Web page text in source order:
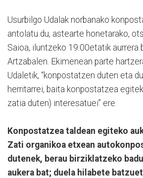
Usurbilgo Udalak norbanako
antolatu du, astearte honetarako,
Saioa, iluntzeko 19:00etatik aurrera
Artzabalen. Ekimenean parte
Udaletik, “konpostatzen duten eta
herritarrei, baita konpostatzea
zatia duten) interesatuei” ere.
Konpostatzea taldean egiteko
Zati organikoa etxean
dutenek, berau birziklatzeko
aukera bat; duela hilabete